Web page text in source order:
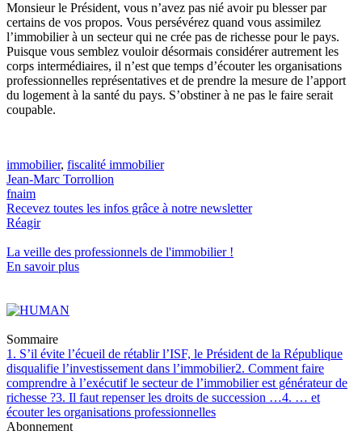
Monsieur le Président, vous n’avez pas nié avoir pu blesser par
certains de vos propos. Vous persévérez quand vous assimilez
l’immobilier à un secteur qui ne crée pas de richesse pour le pays.
Puisque vous semblez vouloir désormais considérer autrement les
corps intermédiaires, il n’est que temps d’écouter les organisations
professionnelles représentatives et de prendre la mesure de l’apport
du logement à la santé du pays. S’obstiner à ne pas le faire serait
coupable.
immobilier, fiscalité immobilier
Jean-Marc Torrollion
fnaim
Recevez toutes les infos grâce à notre newsletter
Réagir
La veille des professionnels de l'immobilier!
En savoir plus
Sommaire
1. S’il évite l’écueil de rétablir l’ISF, le Président de la République
disqualifie l’investissement dans l’immobilier2. Comment faire
comprendre à l’exécutif le secteur de l’immobilier est générateur de
richesse ?3. Il faut repenser les droits de succession …4. … et
écouter les organisations professionnelles
Abonnement